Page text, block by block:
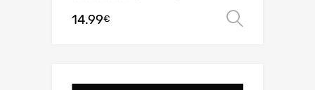
14.99€